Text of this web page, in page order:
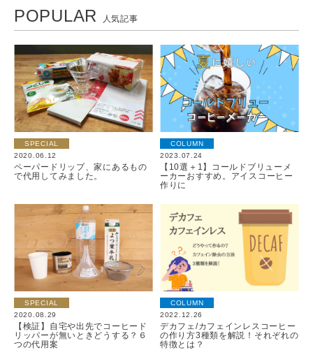
POPULAR 人気記事
SPECIAL
2020.06.12
ペーパードリップ、家にあるもの
で代用してみました。
COLUMN
2023.07.24
【10選＋1】コールドブリューメ
ーカーおすすめ。アイスコーヒー
作りに
SPECIAL
2020.08.29
【検証】自宅や出先でコーヒード
リッパーが無いときどうする？６
つの代用案
COLUMN
2022.12.26
デカフェ/カフェインレスコーヒー
の作り方3種類を解説！それぞれの
特徴とは？